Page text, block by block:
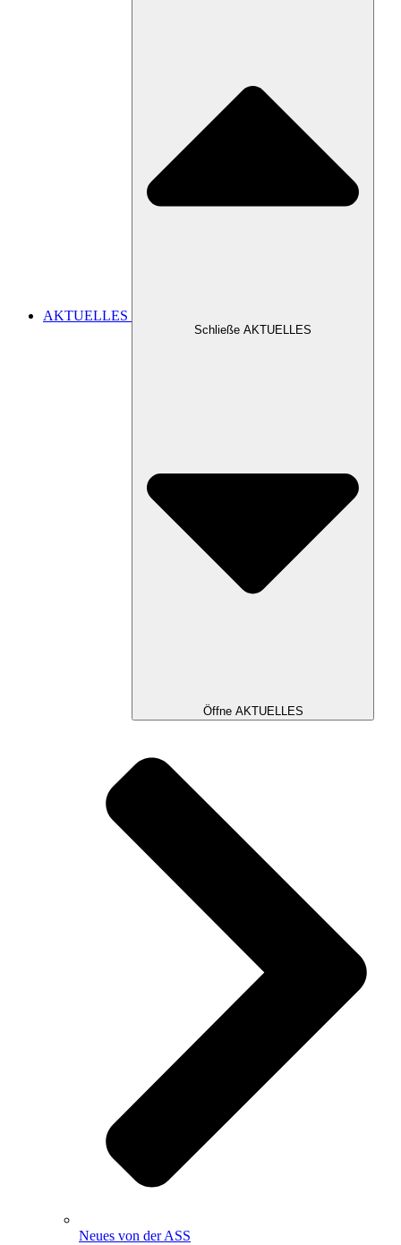
AKTUELLES
Schließe AKTUELLES
Öffne AKTUELLES
Neues von der ASS